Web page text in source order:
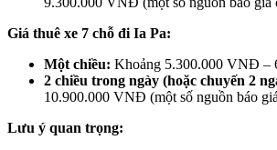
Giá thuê xe 7 chỗ đi Ia Pa:
Một chiều: Khoảng 5.300.000 VNĐ –
2 chiều trong ngày (hoặc chuyến 2
10.900.000 VNĐ (một số nguồn báo
Lưu ý quan trọng: